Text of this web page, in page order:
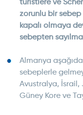
turistlere ve
zorunlu bir
kapalı olmaya
sebepten
Almanya
sebeplerle
Avustralya, İsrail,
Güney Kore ve